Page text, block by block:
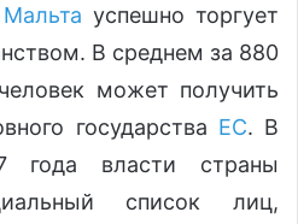
Мальта успешно торгует
В среднем за 880
может получить
государства ЕС. В
года власти страны
список лиц,